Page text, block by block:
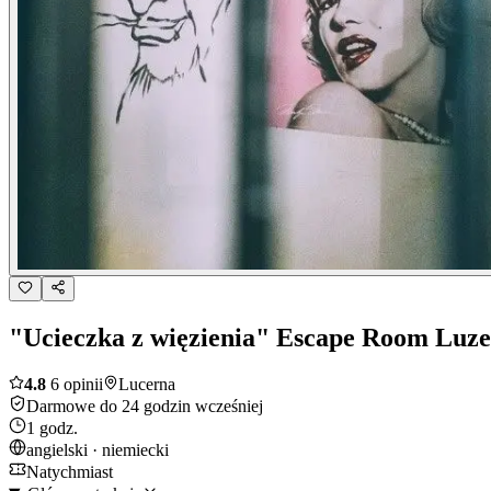
"Ucieczka z więzienia" Escape Room
4.8 6 opinii
Lucerna
Darmowe do 24 godzin wcześniej
1 godz.
angielski · niemiecki
Natychmiast